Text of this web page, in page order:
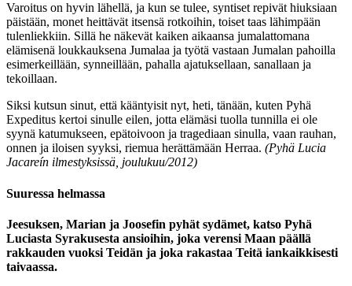
Varoitus on hyvin lähellä, ja kun se tulee, syntiset repivät hiuksiaan
päistään, monet heittävät itsensä rotkoihin, toiset taas lähimpään
tulenliekkiin. Sillä he näkevät kaiken aikaansa jumalattomana
elämisenä loukkauksena Jumalaa ja työtä vastaan Jumalan pahoilla
esimerkeillään, synneillään, pahalla ajatuksellaan, sanallaan ja
tekoillaan.
Siksi kutsun sinut, että kääntyisit nyt, heti, tänään, kuten Pyhä
Expeditus kertoi sinulle eilen, jotta elämäsi tuolla tunnilla ei ole
syynä katumukseen, epätoivoon ja tragediaan sinulla, vaan rauhan,
onnen ja iloisen syyksi, riemua herättämään Herraa. (Pyhä Lucia
Jacareín ilmestyksissä, joulukuu/2012)
Suuressa helmassa
Jeesuksen, Marian ja Joosefin pyhät sydämet, katso Pyhä
Luciasta Syrakusesta ansioihin, joka verensi Maan päällä
rakkauden vuoksi Teidän ja joka rakastaa Teitä iankaikkisesti
taivaassa.